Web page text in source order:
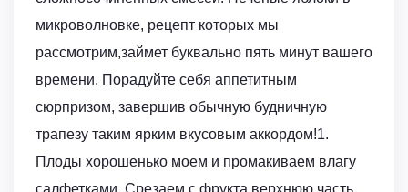
микроволновке, рецепт которых мы
рассмотрим,займет буквально пять минут вашего
времени. Порадуйте себя аппетитным
сюрпризом, завершив обычную будничную
трапезу таким ярким вкусовым аккордом!1.
Плоды хорошенько моем и промакиваем влагу
салфетками. Срезаем с фрукта верхнюю часть